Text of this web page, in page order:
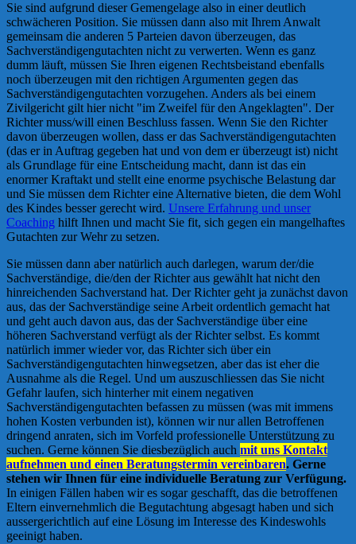
Sie sind aufgrund dieser Gemengelage also in einer deutlich
schwächeren Position. Sie müssen dann also mit Ihrem Anwalt
gemeinsam die anderen 5 Parteien davon überzeugen, das
Sachverständigengutachten nicht zu verwerten. Wenn es ganz
dumm läuft, müssen Sie Ihren eigenen Rechtsbeistand ebenfalls
noch überzeugen mit den richtigen Argumenten gegen das
Sachverständigengutachten vorzugehen. Anders als bei einem
Zivilgericht gilt hier nicht "im Zweifel für den Angeklagten". Der
Richter muss/will einen Beschluss fassen. Wenn Sie den Richter
davon überzeugen wollen, dass er das Sachverständigengutachten
(das er in Auftrag gegeben hat und von dem er überzeugt ist) nicht
als Grundlage für eine Entscheidung macht, dann ist das ein
enormer Kraftakt und stellt eine enorme psychische Belastung dar
und Sie müssen dem Richter eine Alternative bieten, die dem Wohl
des Kindes besser gerecht wird. Unsere Erfahrung und unser
Coaching hilft Ihnen und macht Sie fit, sich gegen ein mangelhaftes
Gutachten zur Wehr zu setzen.
Sie müssen dann aber natürlich auch darlegen, warum der/die
Sachverständige, die/den der Richter aus gewählt hat nicht den
hinreichenden Sachverstand hat. Der Richter geht ja zunächst davon
aus, das der Sachverständige seine Arbeit ordentlich gemacht hat
und geht auch davon aus, das der Sachverständige über eine
höheren Sachverstand verfügt als der Richter selbst. Es kommt
natürlich immer wieder vor, das Richter sich über ein
Sachverständigengutachten hinwegsetzen, aber das ist eher die
Ausnahme als die Regel. Und um auszuschliessen das Sie nicht
Gefahr laufen, sich hinterher mit einem negativen
Sachverständigengutachten befassen zu müssen (was mit immens
hohen Kosten verbunden ist), können wir nur allen Betroffenen
dringend anraten, sich im Vorfeld professionelle Unterstützung zu
suchen. Gerne können Sie diesbezüglich auch mit uns Kontakt
aufnehmen und einen Beratungstermin vereinbaren. Gerne
stehen wir Ihnen für eine individuelle Beratung zur Verfügung.
In einigen Fällen haben wir es sogar geschafft, das die betroffenen
Eltern einvernehmlich die Begutachtung abgesagt haben und sich
aussergerichtlich auf eine Lösung im Interesse des Kindeswohls
geeinigt haben.